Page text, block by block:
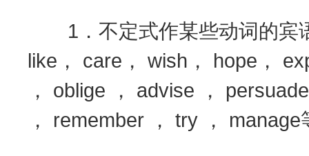
1．不定式作某些动词的宾
like， care， wish， hope，
， oblige ， advise ，
， remember ， try ， manage